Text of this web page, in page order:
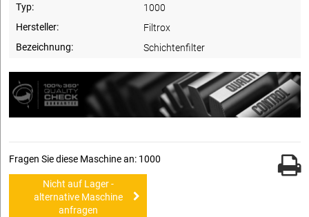
Typ:
1000
Hersteller:
Filtrox
Bezeichnung:
Schichtenfilter
Fragen Sie diese Maschine an: 1000
Nicht auf Lager -
alternative Maschine
anfragen